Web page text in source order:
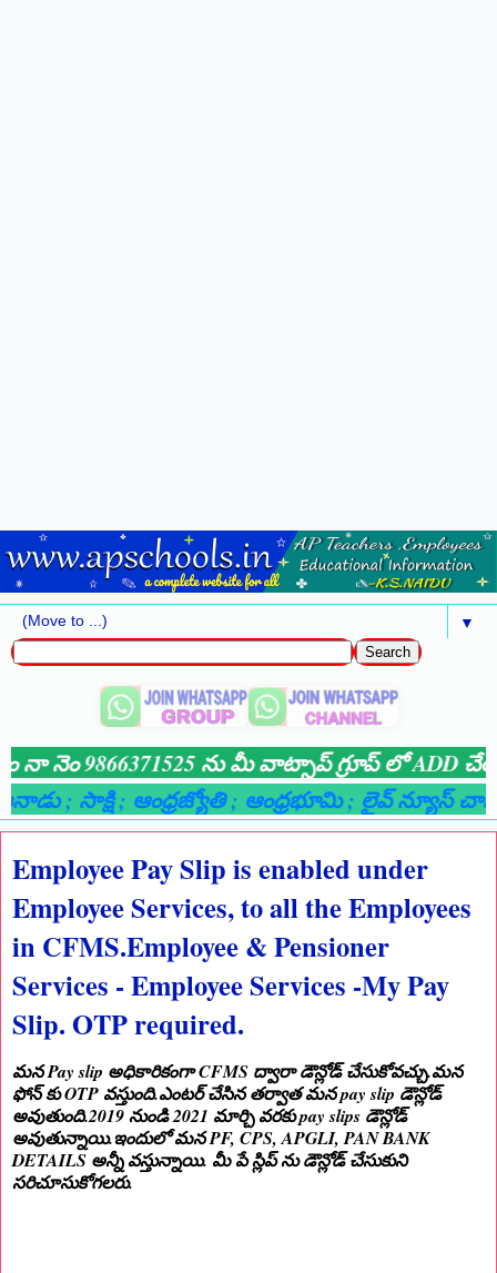
▼
నా నెం 9866371525 ను మీ వాట్సాప్ గ్రూప్ లో ADD
; సాక్షి; ఆంధ్రజ్యోతి; ఆంధ్రభూమి; లైవ్ న్యూస్
Employee Pay Slip is enabled under
Employee Services, to all the Employees
in CFMS.Employee & Pensioner
Services - Employee Services -My Pay
Slip. OTP required.
మన Pay slip అధికారికంగా CFMS ద్వారా డౌన్లోడ్ చేసుకోవచ్చు.మన
ఫోన్ కు OTP వస్తుంది.ఎంటర్ చేసిన తర్వాత మన pay slip డౌన్లోడ్
అవుతుంది.2019 నుండి 2021 మార్చి వరకు pay slips డౌన్లోడ్
అవుతున్నాయి.ఇందులో మన PF, CPS, APGLI, PAN BANK
DETAILS అన్నీ వస్తున్నాయి. మీ పే స్లిప్ ను డౌన్లోడ్ చేసుకుని
సరిచూసుకోగలరు.